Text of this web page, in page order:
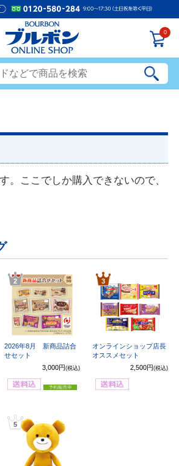
0
。ここでしか購入できないので、
2
2026年8月 新商品詰合
せセット
3,000円 (税込)
3
オンラインショップ店長
オススメセット
2,500円(税込)
5